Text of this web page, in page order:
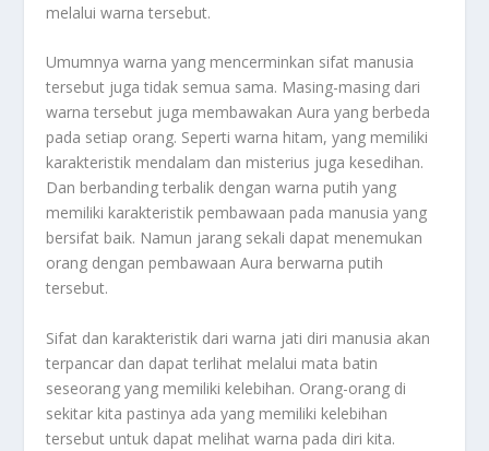
melalui warna tersebut.
Umumnya warna yang mencerminkan sifat manusia
tersebut juga tidak semua sama. Masing-masing dari
warna tersebut juga membawakanAurayang berbeda
pada setiap orang. Seperti warna hitam, yang memiliki
karakteristik mendalam dan misterius juga kesedihan.
Dan berbanding terbalik dengan warna putih yang
memiliki karakteristik pembawaan pada manusia yang
bersifat baik. Namun jarang sekali dapat menemukan
orang dengan pembawaanAura berwarna putih
tersebut.
Sifat dan karakteristik dari warna jati diri manusia akan
terpancar dan dapat terlihat melalui mata batin
seseorang yang memiliki kelebihan. Orang-orang di
sekitar kita pastinya ada yang memiliki kelebihan
tersebut untuk dapat melihat warna pada diri kita.